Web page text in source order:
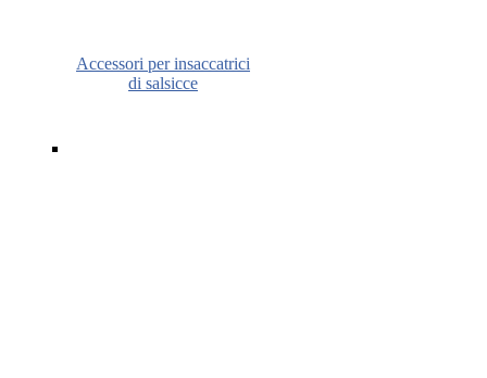
Accessori per insaccatrici
di salsicce